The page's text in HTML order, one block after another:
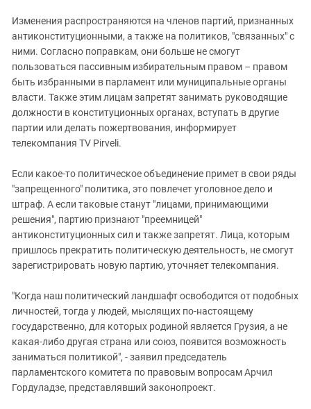
Изменения распространяются на членов партий, признанных
антиконституционными, а также на политиков, "связанных" с
ними. Согласно поправкам, они больше не смогут
пользоваться пассивным избирательным правом – правом
быть избранными в парламент или муниципальные органы
власти. Также этим лицам запретят занимать руководящие
должности в конституционных органах, вступать в другие
партии или делать пожертвования, информирует
телекомпания TV Pirveli.
Если какое-то политическое объединение примет в свои ряды
"запрещенного" политика, это повлечет уголовное дело и
штраф. А если таковые станут "лицами, принимающими
решения", партию признают "преемницей"
антиконституционных сил и также запретят. Лица, которым
пришлось прекратить политическую деятельность, не смогут
зарегистрировать новую партию, уточняет телекомпания.
"Когда наш политический ландшафт освободится от подобных
личностей, тогда у людей, мыслящих по-настоящему
государственно, для которых родиной является Грузия, а не
какая-либо другая страна или союз, появится возможность
заниматься политикой", - заявил председатель
парламентского комитета по правовым вопросам Арчил
Гордуладзе, представлявший законопроект.